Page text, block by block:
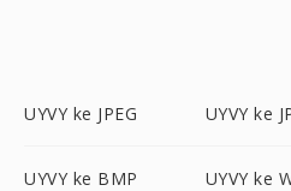
UYVY ke JPEG UYVY ke
UYVY ke BMP UYVY ke